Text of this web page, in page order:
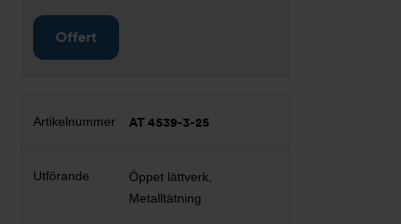
Offert
AT 4539-3-25
Öppet lättverk,
Metalltätning